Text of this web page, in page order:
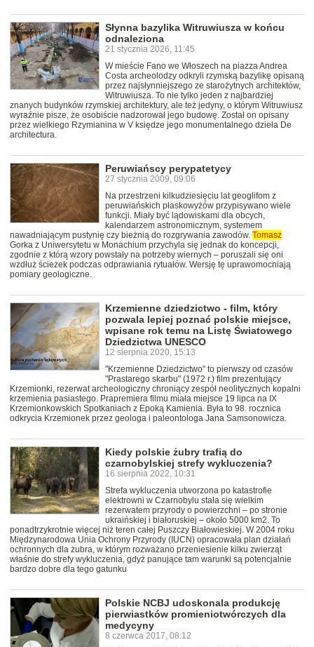
Słynna bazylika Witruwiusza w końcu
odnaleziona
21 stycznia 2026, 11:45
W mieście Fano we Włoszech na piazza Andrea
Costa archeolodzy odkryli rzymską bazylikę opisaną
przez najsłynniejszego ze starożytnych architektów,
Witruwiusza. To nie tylko jeden z najbardziej
znanych budynków rzymskiej architektury, ale też jedyny, o którym Witruwiusz
wyraźnie pisze, że osobiście nadzorował jego budowę. Został on opisany
przez wielkiego Rzymianina w V księdze jego monumentalnego dzieła De
architectura.
Peruwiańscy perypatetycy
27 stycznia 2009, 09:06
Na przestrzeni kilkudziesięciu lat geoglifom z
peruwiańskich płaskowyżów przypisywano wiele
funkcji. Miały być lądowiskami dla obcych,
kalendarzem astronomicznym, systemem
nawadniającym pustynię czy bieżnią do rozgrywania zawodów. Tomasz
Gorka z Uniwersytetu w Monachium przychyla się jednak do koncepcji,
zgodnie z którą wzory powstały na potrzeby wiernych – poruszali się oni
wzdłuż ścieżek podczas odprawiania rytuałów. Wersję tę uprawomocniają
pomiary geologiczne.
Krzemienne dziedzictwo - film, który
pozwala lepiej poznać polskie miejsce,
wpisane rok temu na Listę Światowego
Dziedzictwa UNESCO
12 sierpnia 2020, 15:13
"Krzemienne Dziedzictwo" to pierwszy od czasów
"Prastarego skarbu" (1972 r.) film prezentujący
Krzemionki, rezerwat archeologiczny chroniący zespół neolitycznych kopalni
krzemienia pasiastego. Prapremiera filmu miała miejsce 19 lipca na IX
Krzemionkowskich Spotkaniach z Epoką Kamienia. Była to 98. rocznica
odkrycia Krzemionek przez geologa i paleontologa Jana Samsonowicza.
Kiedy polskie żubry trafią do
czarnobylskiej strefy wykluczenia?
16 sierpnia 2022, 10:31
Strefa wykluczenia utworzona po katastrofie
elektrowni w Czarnobylu stała się wielkim
rezerwatem przyrody o powierzchni – po stronie
ukraińskiej i białoruskiej – około 5000 km2. To
ponadtrzykrotnie więcej niż teren całej Puszczy Białowieskiej. W 2004 roku
Międzynarodowa Unia Ochrony Przyrody (IUCN) opracowała plan działań
ochronnych dla żubra, w którym rozważano przeniesienie kilku zwierząt
właśnie do strefy wykluczenia, gdyż panujące tam warunki są potencjalnie
bardzo dobre dla tego gatunku
Polskie NCBJ udoskonala produkcję
pierwiastków promieniotwórczych dla
medycyny
8 czerwca 2017, 08:12